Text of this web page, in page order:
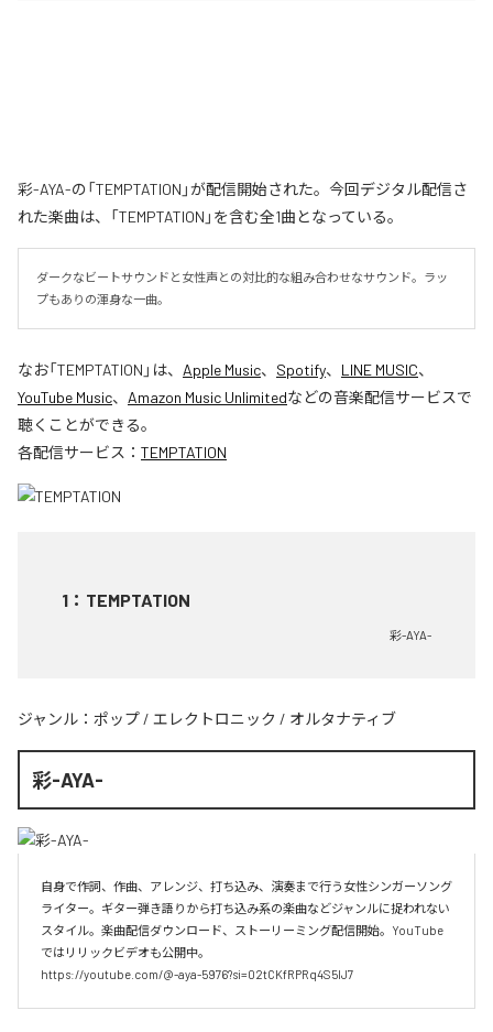
彩-AYA-の「TEMPTATION」が配信開始された。今回デジタル配信さ
れた楽曲は、「TEMPTATION」を含む全1曲となっている。
ダークなビートサウンドと女性声との対比的な組み合わせなサウンド。ラッ
プもありの渾身な一曲。
なお「TEMPTATION 」は、 Apple Music、 Spotify、 LINE MUSIC、
YouTube Music、 Amazon Music Unlimitedなどの音楽配信サービスで
聴くことができる。
各配信サービス： TEMPTATION
1 ： TEMPTATION
彩-AYA-
ジャンル： ポップ / エレクトロニック / オルタナティブ
彩-AYA-
自身で作詞、作曲、アレンジ、打ち込み、演奏まで行う女性シンガーソング
ライター。ギター弾き語りから打ち込み系の楽曲などジャンルに捉われない
スタイル。楽曲配信ダウンロード、ストーリーミング配信開始。YouTube
ではリリックビデオも公開中。
https://youtube.com/@-aya-5976?si=02tCKfRPRq4S5lJ7